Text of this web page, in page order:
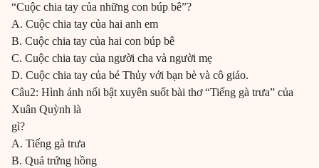
“Cuộc chia tay của những con búp bê”?
A. Cuộc chia tay của hai anh em
B. Cuộc chia tay của hai con búp bê
C. Cuộc chia tay của người cha và người mẹ
D. Cuộc chia tay của bé Thủy với bạn bè và cô giáo.
Câu2: Hình ảnh nổi bật xuyên suốt bài thơ “Tiếng gà trưa” của
Xuân Quỳnh là
gì?
A. Tiếng gà trưa
B. Quả trứng hồng